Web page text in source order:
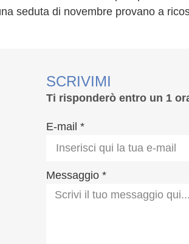
seduta di novembre provano a
SCRIVIMI
Ti risponderò entro un 1
E-mail *
Messaggio *